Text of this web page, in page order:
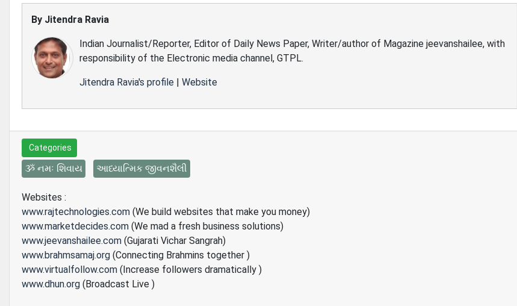
By Jitendra Ravia
Indian Journalist/Reporter, Editor of Daily News Paper, Writer/author of Magazine jeevanshailee, with
responsibility of the Electronic media channel, GTPL.
Jitendra Ravia's profile | Website
Categories
ૐ નમઃ શિવાય આધ્યાત્મિક જીવનશૈલી
Websites :
www.rajtechnologies.com (We build websites that make you money)
www.marketdecides.com (We mad a fresh business solutions)
www.jeevanshailee.com (Gujarati Vichar Sangrah)
www.brahmsamaj.org (Connecting Brahmins together )
www.virtualfollow.com (Increase followers dramatically )
www.dhun.org (Broadcast Live )